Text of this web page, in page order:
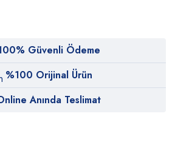
Güvenli Ödeme
%100 Orijinal Ürün
Anında Teslimat